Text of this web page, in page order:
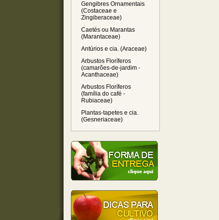
Gengibres Ornamentais
(Costaceae e
Zingiberaceae)
Caetés ou Marantas
(Marantaceae)
Antúrios e cia. (Araceae)
Arbustos Floríferos
(camarões-de-jardim -
Acanthaceae)
Arbustos Floríferos
(família do café -
Rubiaceae)
Plantas-tapetes e cia.
(Gesneriaceae)